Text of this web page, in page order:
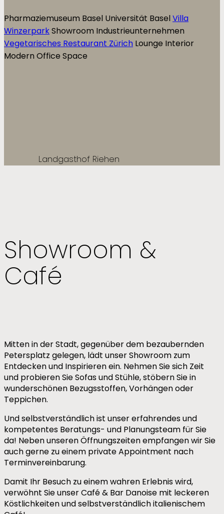
Pharmaziemuseum Basel Universität BaselVilla
WinzerparkShowroom Industrieunternehmen
Vegetarisches Restaurant Zürich Lounge Interior
Modern Office Space
Landgasthof Riehen
Showroom &
Café
Mitten in der Stadt, gegenüber dem bezaubernden
Petersplatz gelegen, lädt unser Showroom zum
Entdecken und Inspirieren ein. Nehmen Sie sich Zeit
und probieren Sie Sofas und Stühle, stöbern Sie in
wunderschönen Bezugsstoffen, Vorhängen oder
Teppichen.
Und selbstverständlich ist unser erfahrendes und
kompetentes Beratungs- und Planungsteam für Sie
da! Neben unseren Öffnungszeiten empfangen wir Sie
auch gerne zu einem private Appointment nach
Terminvereinbarung.
Damit Ihr Besuch zu einem wahren Erlebnis wird,
verwöhnt Sie unser Café & Bar Danoise mit leckeren
Köstlichkeiten und selbstverständlich italienischem